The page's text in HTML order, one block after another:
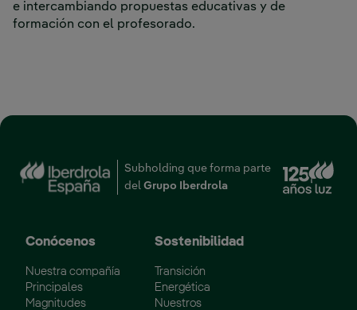
e intercambiando propuestas educativas y de
formación con el profesorado.
Subholding que forma parte
del Grupo Iberdrola
Conócenos
Nuestra compañía
Principales
Magnitudes
Sostenibilidad
Transición
Energética
Nuestros